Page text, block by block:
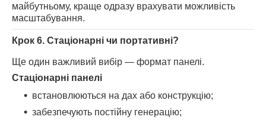
майбутньому, краще одразу врахувати можливість
масштабування.
Крок 6. Стаціонарні чи портативні?
Ще один важливий вибір — формат панелі.
Стаціонарні панелі
встановлюються на дах або конструкцію;
забезпечують постійну генерацію;